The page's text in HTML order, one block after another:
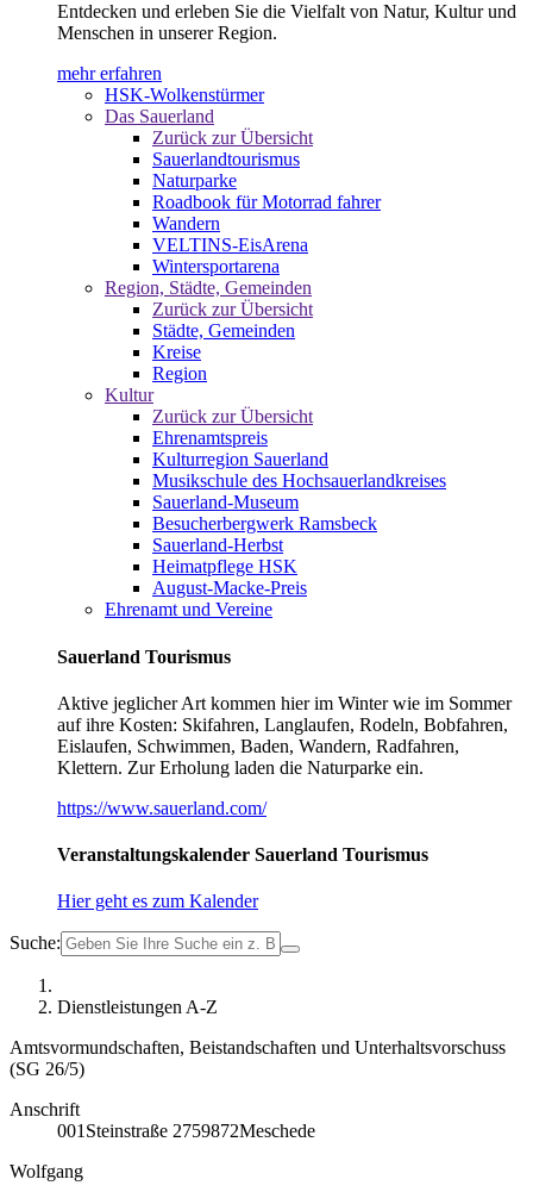
Entdecken und erleben Sie die Vielfalt von Natur, Kultur und
Menschen in unserer Region.
mehr erfahren
HSK-Wolkenstürmer
Das Sauerland
Zurück zur Übersicht
Sauerlandtourismus
Naturparke
Roadbook für Motorrad fahrer
Wandern
VELTINS-EisArena
Wintersportarena
Region, Städte, Gemeinden
Zurück zur Übersicht
Städte, Gemeinden
Kreise
Region
Kultur
Zurück zur Übersicht
Ehrenamtspreis
Kulturregion Sauerland
Musikschule des Hochsauerlandkreises
Sauerland-Museum
Besucherbergwerk Ramsbeck
Sauerland-Herbst
Heimatpflege HSK
August-Macke-Preis
Ehrenamt und Vereine
Sauerland Tourismus
Aktive jeglicher Art kommen hier im Winter wie im Sommer
auf ihre Kosten: Skifahren, Langlaufen, Rodeln, Bobfahren,
Eislaufen, Schwimmen, Baden, Wandern, Radfahren,
Klettern. Zur Erholung laden die Naturparke ein.
https://www.sauerland.com/
Veranstaltungskalender Sauerland Tourismus
Hier geht es zum Kalender
Suche:
Dienstleistungen A-Z
Amtsvormundschaften, Beistandschaften und Unterhaltsvorschuss
(SG 26/5)
Anschrift
001 Steinstraße 2759872Meschede
Wolfgang